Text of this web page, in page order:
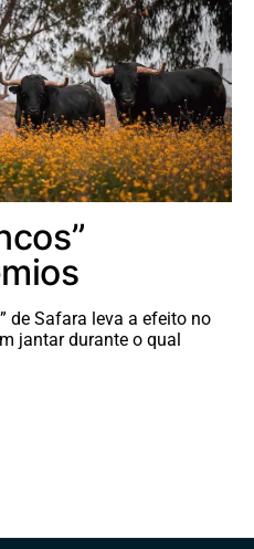
de Safara leva a efeito no
jantar durante o qual